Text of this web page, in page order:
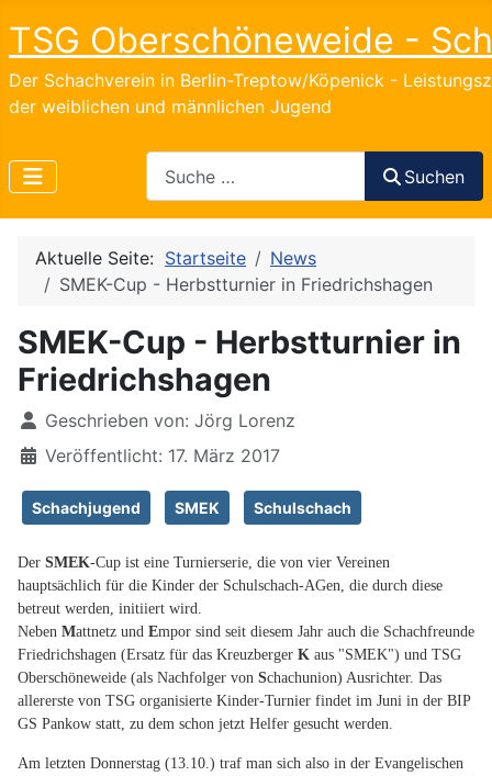
TSG Oberschöneweide -
Der Schachverein in Berlin-Treptow/Köpenick -
der weiblichen und männlichen Jugend
Suchen
Aktuelle Seite: Startseite
News
SMEK-Cup - Herbstturnier in Friedrichshagen
SMEK-Cup - Herbstturnier in
Friedrichshagen
DetailsGeschrieben von: Jörg Lorenz
Veröffentlicht: 17. März 2017
Schachjugend SMEK Schulschach
Der SMEK-Cup ist eine Turnierserie, die von vier Vereinen
hauptsächlich für die Kinder der Schulschach-AGen, die durch diese
betreut werden, initiiert wird.
Neben Mattnetz und Empor sind seit diesem Jahr auch die Schachfreunde
Friedrichshagen (Ersatz für das Kreuzberger K aus "SMEK") und TSG
Oberschöneweide (als Nachfolger von Schachunion) Ausrichter. Das
allererste von TSG organisierte Kinder-Turnier findet im Juni in der BIP
GS Pankow statt, zu dem schon jetzt Helfer gesucht werden.
Am letzten Donnerstag (13.10.) traf man sich also in der Evangelischen